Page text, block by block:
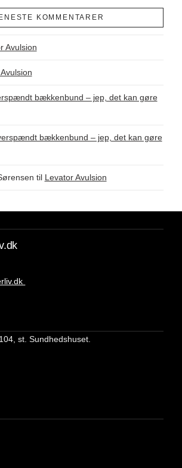
KOMMENTARER
Avulsion
bækkenbund – jep, det kan gøre
bækkenbund – jep, det kan gøre
til Levator Avulsion
st. Sundhedshuset.